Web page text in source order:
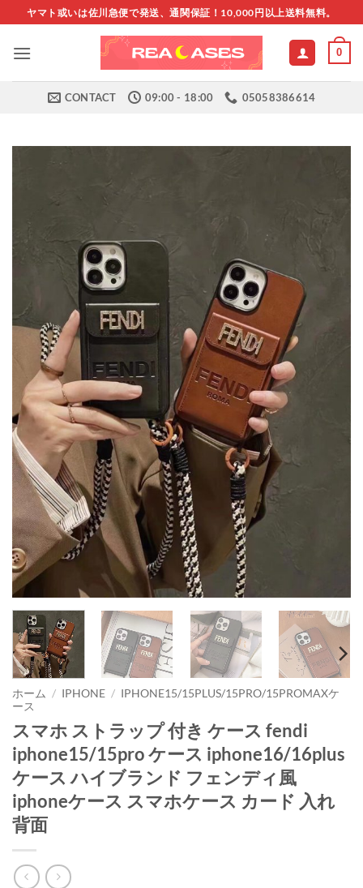
to
content
ヤマト或いは佐川急便で発送、通関保証！10,000円以上送料無料。
0
CONTACT 09:00 - 18:00 05058386614
ホーム / IPHONE / IPHONE15/15PLUS/15PRO/15PROMAXケ
ース
スマホ ストラップ 付き ケース fendi
iphone15/15pro ケース iphone16/16plus
ケース ハイブランド フェンディ風
iphoneケース スマホケース カード 入れ
背面